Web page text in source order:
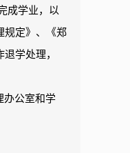
成学业，以
规定》、《郑
学处理，
公室和学